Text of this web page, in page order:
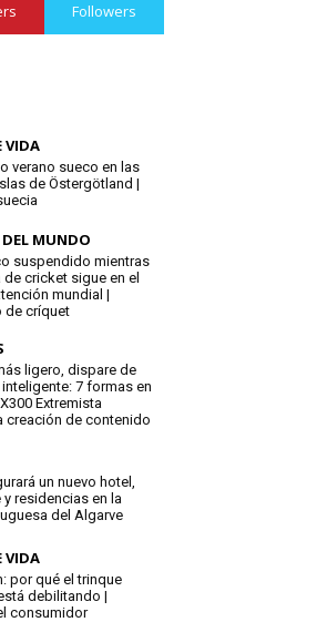
Followers
VIDA
verano sueco en las
de Östergötland |
MUNDO
suspendido mientras
de cricket sigue en el
mundial |
de críquet
ligero, dispare de
7 formas en
Extremista
creación de contenido
un nuevo hotel,
y residencias en la
del Algarve
VIDA
por qué el trinque
debilitando |
consumidor